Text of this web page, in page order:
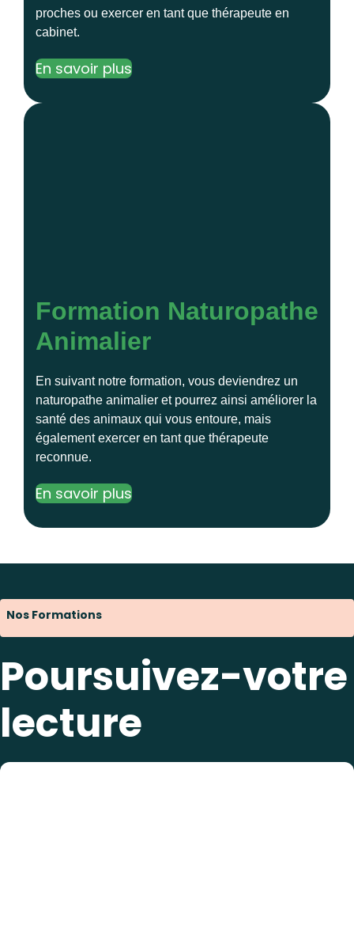
proches ou exercer en tant que thérapeute en
cabinet.
En savoir plus
Formation Naturopathe
Animalier
En suivant notre formation, vous deviendrez un
naturopathe animalier et pourrez ainsi améliorer la
santé des animaux qui vous entoure, mais
également exercer en tant que thérapeute
reconnue.
En savoir plus
Nos Formations
Poursuivez-votre
lecture